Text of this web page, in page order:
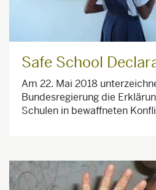
Safe School
Am 22. Mai 2018
Bundesregierung die
Schulen in bewaffneten